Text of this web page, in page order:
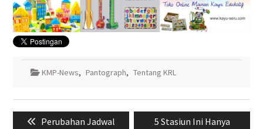
KMP-News, Pantograph, Tentang KRL
pos
Previous
Perubahan Jadwal
Next
5 Stasiun Ini Hanya